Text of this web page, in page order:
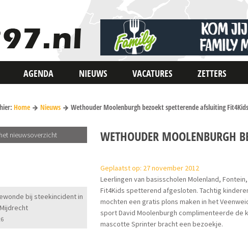
AGENDA NIEUWS VACATURES ZETTERS
Home Nieuws Wethouder Moolenburgh bezoekt spetterende afsluiting Fit4Kids
nieuwsoverzicht
bij steekincident in
WETHOUDER MOOLENBURGH
Geplaatst op: 27 november 2012
Leerlingen van basisscholen Molenland,
Fit4Kids spetterend afgesloten. Tachtig
mochten een gratis plons maken in het
sport David Moolenburgh complimenteerde de
mascotte Sprinter bracht een bezoekje.